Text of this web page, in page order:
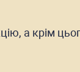
а крім